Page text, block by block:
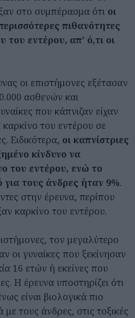
στο συμπέρασμα ότι οι
πιθανότητες
του εντέρου, απ’ ό,τι οι
οι επιστήμονες εξέτασαν
ασθενών και
που κάπνιζαν είχαν
καρκίνο του εντέρου σε
Ειδικότερα, οι καπνίστριες
κίνδυνο να
του εντέρου, ενώ το
για τους άνδρες ήταν 9%.
στην έρευνα, περίπου
καρκίνο του εντέρου.
τον μεγαλύτερο
οι γυναίκες που ξεκίνησαν
16 ετών ή εκείνες που
Η έρευνα υποστηρίζει ότι
είναι βιολογικά πιο
με τους άνδρες, στις τοξικές